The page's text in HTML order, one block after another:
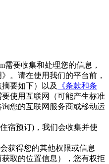
需要收集和处理您的信息，
。请在使用我们的平台前，
摘要如下）以及
《条款和条
使用互联网（可能产生标准
您的互联网服务商或移动运
宿预订)，我们会收集并使
获得您的其他权限或信息
获取的位置信息），您有权拒